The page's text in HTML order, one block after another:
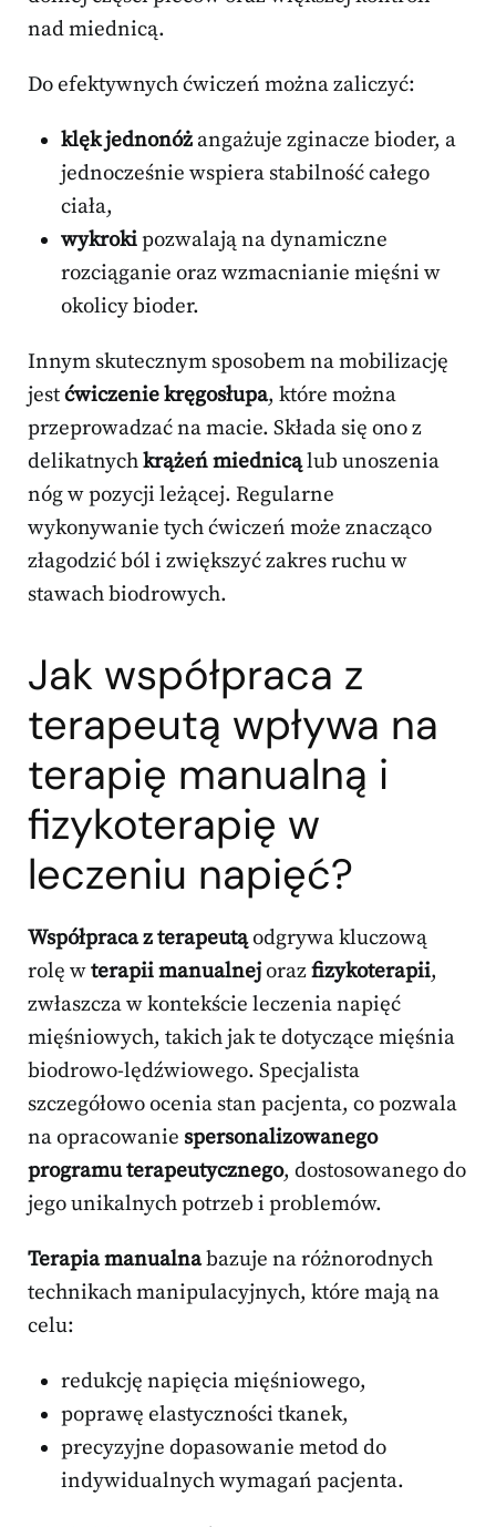
nad miednicą.
Do efektywnych ćwiczeń można zaliczyć:
klęk jednonóż angażuje zginacze bioder, a
jednocześnie wspiera stabilność całego
ciała,
wykrokipozwalają na dynamiczne
rozciąganie oraz wzmacnianie mięśni w
okolicy bioder.
Innym skutecznym sposobem na mobilizację
jestćwiczenie kręgosłupa, które można
przeprowadzać na macie. Składa się ono z
delikatnychkrążeń miednicąlub unoszenia
nóg w pozycji leżącej. Regularne
wykonywanie tych ćwiczeń może znacząco
złagodzić ból i zwiększyć zakres ruchu w
stawach biodrowych.
Jak współpraca z
terapeutą wpływa na
terapię manualną i
fizykoterapię w
leczeniu napięć?
Współpraca z terapeutąodgrywa kluczową
rolę wterapii manualnejorazfizykoterapii,
zwłaszcza w kontekście leczenia napięć
mięśniowych, takich jak te dotyczące mięśnia
biodrowo-lędźwiowego. Specjalista
szczegółowo ocenia stan pacjenta, co pozwala
na opracowanie spersonalizowanego
programu terapeutycznego, dostosowanego do
jego unikalnych potrzeb i problemów.
Terapia manualnabazuje na różnorodnych
technikach manipulacyjnych, które mają na
celu:
redukcję napięcia mięśniowego,
poprawę elastyczności tkanek,
precyzyjne dopasowanie metod do
indywidualnych wymagań pacjenta.